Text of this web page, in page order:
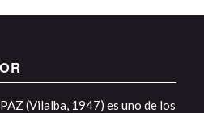
(Vilalba, 1947) es uno de los